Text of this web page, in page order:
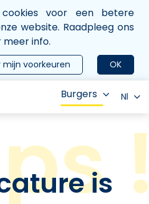
voor een betere
website. Raadpleeg ons
meer info.
OK
mijn voorkeuren
Burgers Nl
is